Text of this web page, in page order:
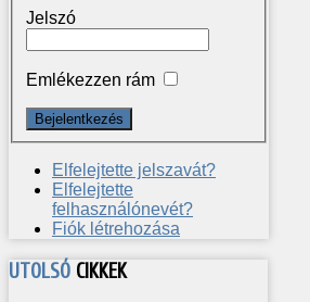
Jelszó
Emlékezzen rám
Elfelejtette jelszavát?
Elfelejtette
felhasználónevét?
Fiók létrehozása
UTOLSÓ CIKKEK